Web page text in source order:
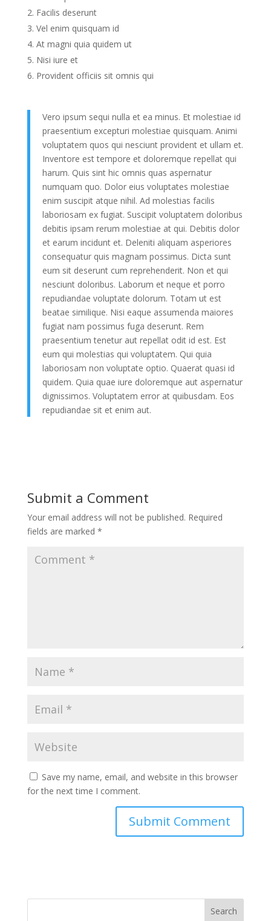
Facilis deserunt
Vel enim quisquam id
At magni quia quidem ut
Nisi iure et
Provident officiis sit omnis qui
Vero ipsum sequi nulla et ea minus. Et molestiae id
praesentium excepturi molestiae quisquam. Animi
voluptatem quos qui nesciunt provident et ullam et.
Inventore est tempore et doloremque repellat qui
harum. Quis sint hic omnis quas aspernatur
numquam quo. Dolor eius voluptates molestiae
enim suscipit atque nihil. Ad molestias facilis
laboriosam ex fugiat. Suscipit voluptatem doloribus
debitis ipsam rerum molestiae at qui. Debitis dolor
et earum incidunt et. Deleniti aliquam asperiores
consequatur quis magnam possimus. Dicta sunt
eum sit deserunt cum reprehenderit. Non et qui
nesciunt doloribus. Laborum et neque et porro
repudiandae voluptate dolorum. Totam ut est
beatae similique. Nisi eaque assumenda maiores
fugiat nam possimus fuga deserunt. Rem
praesentium tenetur aut repellat odit id est. Est
eum qui molestias qui voluptatem. Qui quia
laboriosam non voluptate optio. Quaerat quasi id
quidem. Quia quae iure doloremque aut aspernatur
dignissimos. Voluptatem error at quibusdam. Eos
repudiandae sit et enim aut.
Submit a Comment
Your email address will not be published. Required
fields are marked *
Save my name, email, and website in this browser
for the next time I comment.
Search